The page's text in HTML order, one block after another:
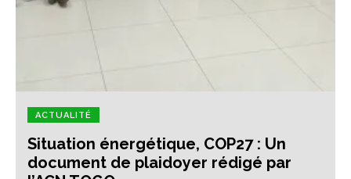
ACTUALITÉ
Situation énergétique, COP27 : Un
document de plaidoyer rédigé par